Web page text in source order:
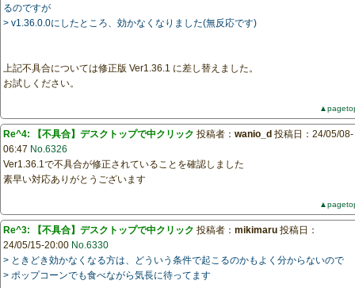
るのですが
> v1.36.0.0にしたところ、効かなくなりました(無反応です)
上記不具合については修正版 Ver1.36.1 に差し替えました。
お試しください。
Re^4: 【不具合】デスクトップで中クリック 投稿者： wanio_d 投稿日：24/05/08-
06:47 No.6326
Ver1.36.1で不具合が修正されていることを確認しました
素早い対応ありがとうございます
Re^3: 【不具合】デスクトップで中クリック 投稿者： mikimaru 投稿日：
24/05/15-20:00 No.6330
> ときどき効かなくなる方は、どういう条件で起こるのかもよく分からないので
> ポップコーンでも食べながら気長に待ってます